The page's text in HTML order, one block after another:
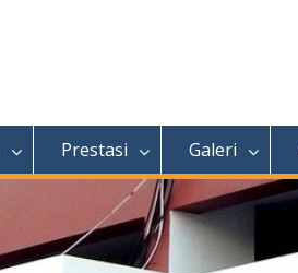
Prestasi Galeri